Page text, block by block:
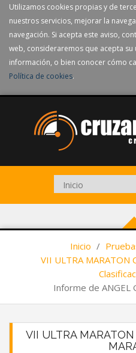
Utilizamos cookies propias y de
nuestros servicios, mejorar la
navegación. Si acepta este aviso,
web, consideraremos que acepta su
información, o bien conocer cómo
Política de cookies.
Inicio /
VII ULTRA MARATON
Informe de ANGEL
VII ULTRA